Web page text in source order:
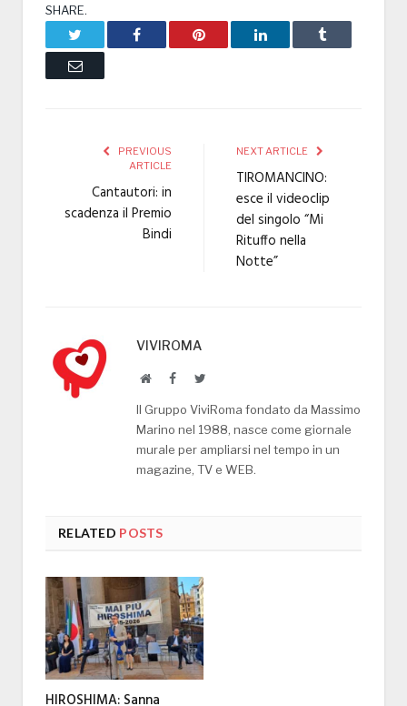
SHARE.
Facebook Pinterest LinkedIn Tumblr
Email
PREVIOUS
ARTICLE
Cantautori: in
scadenza il Premio
Bindi
NEXT ARTICLE
TIROMANCINO:
esce il videoclip
del singolo “Mi
Rituffo nella
Notte”
VIVIROMA
WebsiteFacebookTwitter
Il Gruppo ViviRoma fondato da Massimo
Marino nel 1988, nasce come giornale
murale per ampliarsi nel tempo in un
magazine, TV e WEB.
RELATED POSTS
HIROSHIMA: Sanna